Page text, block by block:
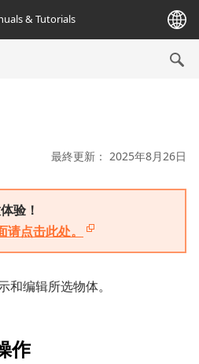
& Tutorials
最終更新： 2025年8月26日
验！
点击此处。
和编辑所选物体。
作